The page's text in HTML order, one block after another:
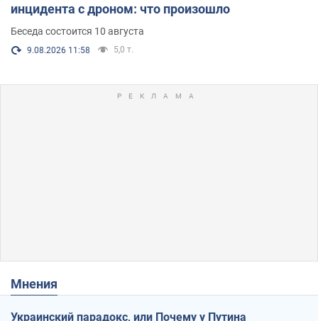
инцидента с дроном: что произошло
Беседа состоится 10 августа
9.08.2026 11:58 5,0 т.
Мнения
Украинский парадокс, или Почему у Путина